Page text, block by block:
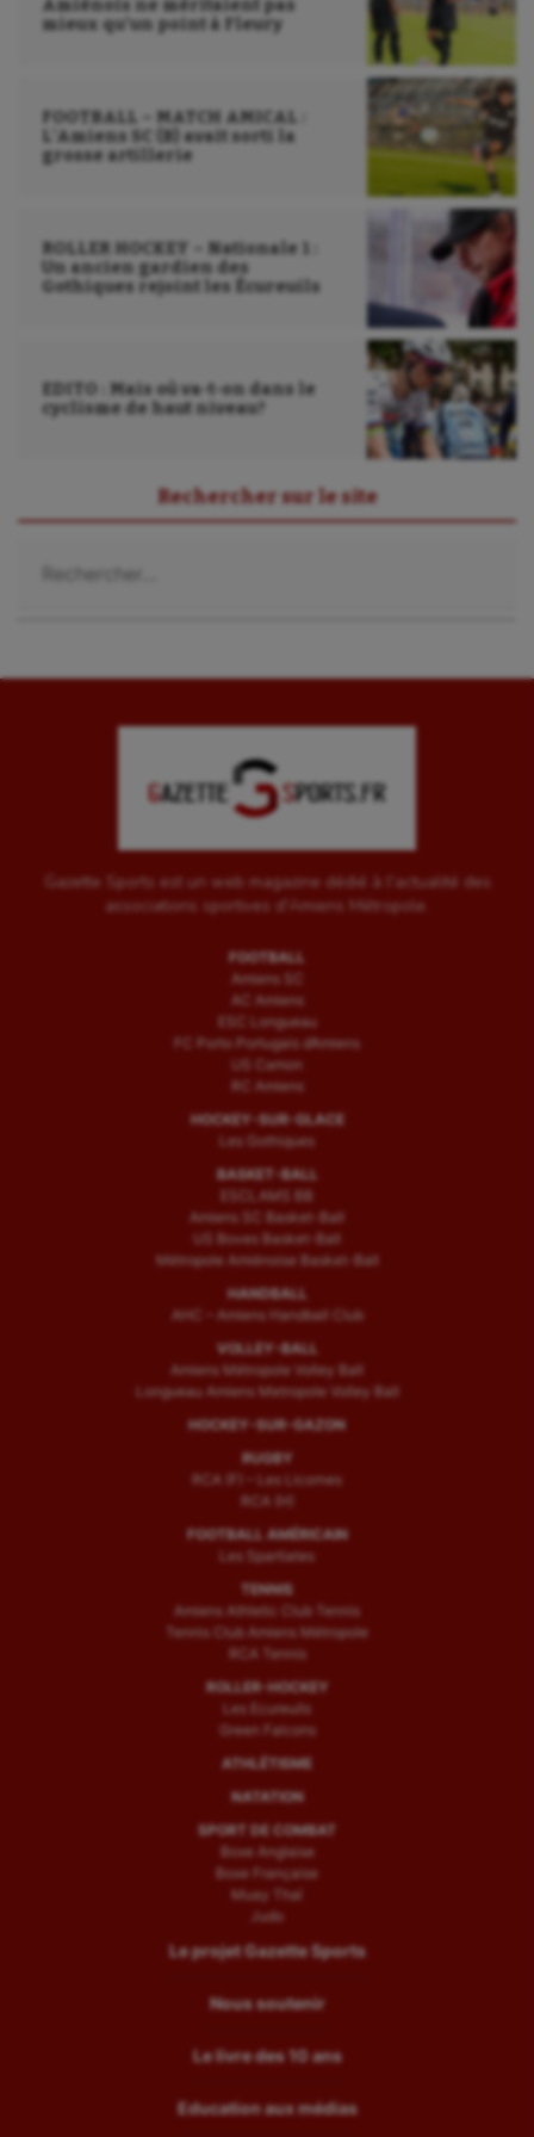
Amiénois ne méritaient pas
mieux qu’un point à Fleury
FOOTBALL – MATCH AMICAL :
L’Amiens SC (B) avait sorti la
grosse artillerie
ROLLER HOCKEY – Nationale 1 :
Un ancien gardien des
Gothiques rejoint les Écureuils
EDITO : Mais où va-t-on dans le
cyclisme de haut niveau?
Rechercher sur le site
Gazette Sports est un web magazine dédié à l'actualité des
associations sportives d'Amiens Métropole.
FOOTBALL
Amiens SC
AC Amiens
ESC Longueau
FC Porto Portugais d’Amiens
US Camon
RC Amiens
HOCKEY-SUR-GLACE
Les Gothiques
BASKET-BALL
ESCLAMS BB
Amiens SC Basket-Ball
US Boves Basket-Ball
Métropole Amiénoise Basket-Ball
HANDBALL
AHC – Amiens Handball Club
VOLLEY-BALL
Amiens Métropole Volley Ball
Longueau Amiens Metropole Volley Ball
HOCKEY-SUR-GAZON
RUGBY
RCA (F) – Les Licornes
RCA (H)
FOOTBALL AMÉRICAIN
Les Spartiates
TENNIS
Amiens Athletic Club Tennis
Tennis Club Amiens Métropole
RCA Tennis
ROLLER-HOCKEY
Les Ecureuils
Green Falcons
ATHLÉTISME
NATATION
SPORT DE COMBAT
Boxe Anglaise
Boxe Française
Muay Thaï
Judo
Le projet Gazette Sports
Nous soutenir
Le livre des 10 ans
Education aux médias